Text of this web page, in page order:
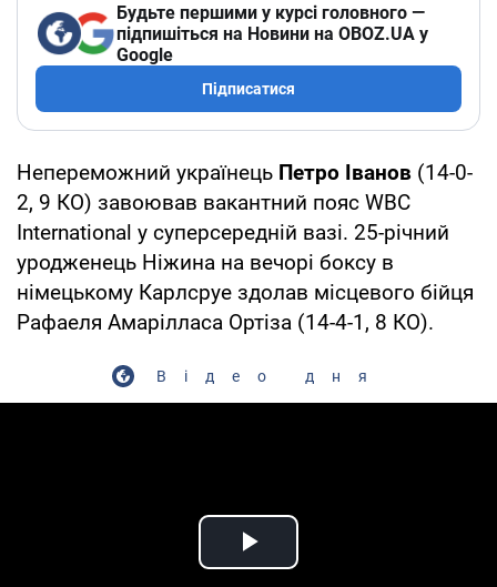
Будьте першими у курсі головного —
підпишіться на Новини на OBOZ.UA у
Google
Підписатися
Непереможний українець Петро Іванов (14-0-
2, 9 КО) завоював вакантний пояс WBC
International у суперсередній вазі. 25-річний
уродженець Ніжина на вечорі боксу в
німецькому Карлсруе здолав місцевого бійця
Рафаеля Амарілласа Ортіза (14-4-1, 8 КО).
Відео дня
Play Video